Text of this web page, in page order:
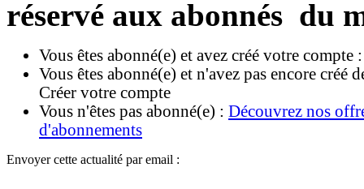
réservé aux abonnés du
Vous êtes abonné(e) et avez créé votre compte
Vous êtes abonné(e) et n'avez pas encore créé
Créer votre compte
Vous n'êtes pas abonné(e) : Découvrez nos
d'abonnements
Envoyer cette actualité par email :